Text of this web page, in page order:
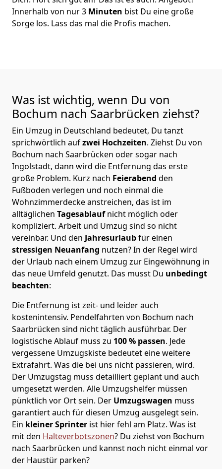
Innerhalb von nur 3 Minuten bist Du eine große
Sorge los. Lass das mal die Profis machen.
Was ist wichtig, wenn Du von
Bochum nach Saarbrücken ziehst?
Ein Umzug in Deutschland bedeutet, Du tanzt
sprichwörtlich aufzwei Hochzeiten. Ziehst Du von
Bochum nach Saarbrücken oder sogar nach
Ingolstadt, dann wird die Entfernung das erste
große Problem. Kurz nach Feierabend den
Fußboden verlegen und noch einmal die
Wohnzimmerdecke anstreichen, das ist im
alltäglichen Tagesablaufnicht möglich oder
kompliziert. Arbeit und Umzug sind so nicht
vereinbar. Und den Jahresurlaubfür einen
stressigen Neuanfang nutzen? In der Regel wird
der Urlaub nach einem Umzug zur Eingewöhnung in
das neue Umfeld genutzt. Das musst Du unbedingt
beachten:
Die Entfernung ist zeit- und leider auch
kostenintensiv. Pendelfahrten von Bochum nach
Saarbrücken sind nicht täglich ausführbar. Der
logistische Ablauf muss zu 100 % passen. Jede
vergessene Umzugskiste bedeutet eine weitere
Extrafahrt. Was die bei uns nicht passieren, wird.
Der Umzugstag muss detailliert geplant und auch
umgesetzt werden. Alle Umzugshelfer müssen
pünktlich vor Ort sein. Der Umzugswagen muss
garantiert auch für diesen Umzug ausgelegt sein.
Ein kleiner Sprinter ist hier fehl am Platz. Was ist
mit den Halteverbotszonen? Du ziehst von Bochum
nach Saarbrücken und kannst noch nicht einmal vor
der Haustür parken?